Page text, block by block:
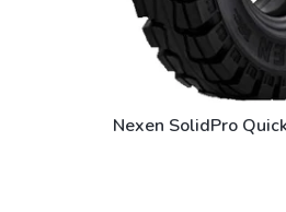
Nexen SolidPro